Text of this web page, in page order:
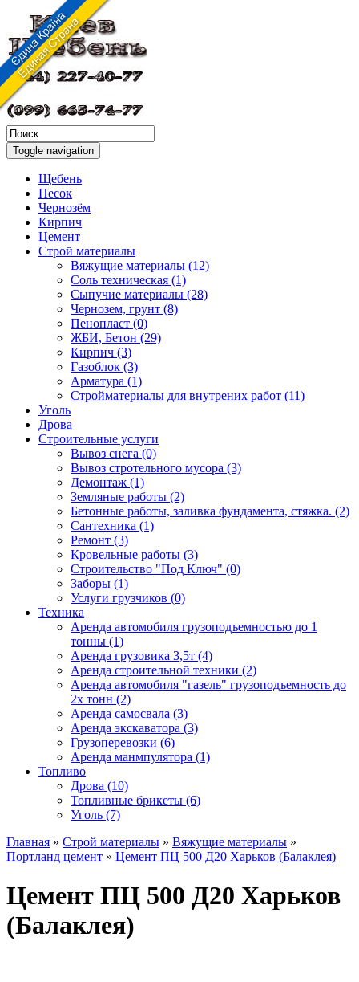
Toggle navigation
Щебень
Песок
Чернозём
Кирпич
Цемент
Строй материалы
Вяжущие материалы (12)
Соль техническая (1)
Сыпучие материалы (28)
Чернозем, грунт (8)
Пенопласт (0)
ЖБИ, Бетон (29)
Кирпич (3)
Газоблок (3)
Арматура (1)
Стройматериалы для внутрених работ (11)
Уголь
Дрова
Строительные услуги
Вывоз снега (0)
Вывоз стротельного мусора (3)
Демонтаж (1)
Земляные работы (2)
Бетонные работы, заливка фундамента, стяжка. (2)
Сантехника (1)
Ремонт (3)
Кровельные работы (3)
Строительство "Под Ключ" (0)
Заборы (1)
Услуги грузчиков (0)
Техника
Аренда автомобиля грузоподъемностью до 1
тонны (1)
Аренда грузовика 3,5т (4)
Аренда строительной техники (2)
Аренда автомобиля "газель" грузоподъемность до
2х тонн (2)
Аренда самосвала (3)
Аренда экскаватора (3)
Грузоперевозки (6)
Аренда манмпулятора (1)
Топливо
Дрова (10)
Топливные брикеты (6)
Уголь (7)
Главная » Строй материалы » Вяжущие материалы »
Портланд цемент » Цемент ПЦ 500 Д20 Харьков (Балаклея)
Цемент ПЦ 500 Д20 Харьков
(Балаклея)